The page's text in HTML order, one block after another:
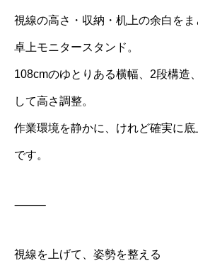
視線の高さ・収納・机上の余白を
卓上モニタースタンド。
108cmのゆとりある横幅、2段構造
して高さ調整。
作業環境を静かに、けれど確実に
です。
⸻
視線を上げて、姿勢を整える